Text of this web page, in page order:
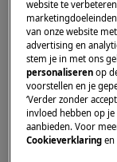
schoeisel.
Houd er
professionele
de veiligheid
Hoe de deur
website te
van onze website
advertising en
stem je in met ons
personaliseren op
voorstellen en je
‘Verder zonder
invloed hebben op
aanbieden. Voor
Cookieverklaring en